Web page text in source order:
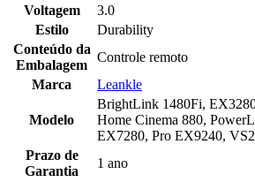
Voltagem
3.0
Estilo
Durability
Conteúdo da
Embalagem
Controle remoto
Marca
Leankle
Modelo
BrightLink 1480Fi,
Home Cinema 880,
EX7280, Pro EX9240,
Prazo de
Garantia
1 ano